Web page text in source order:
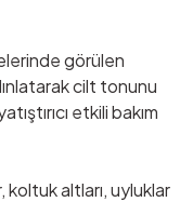
görülen
cilt tonunu
etkili bakım
koltuk altları, uyluklar